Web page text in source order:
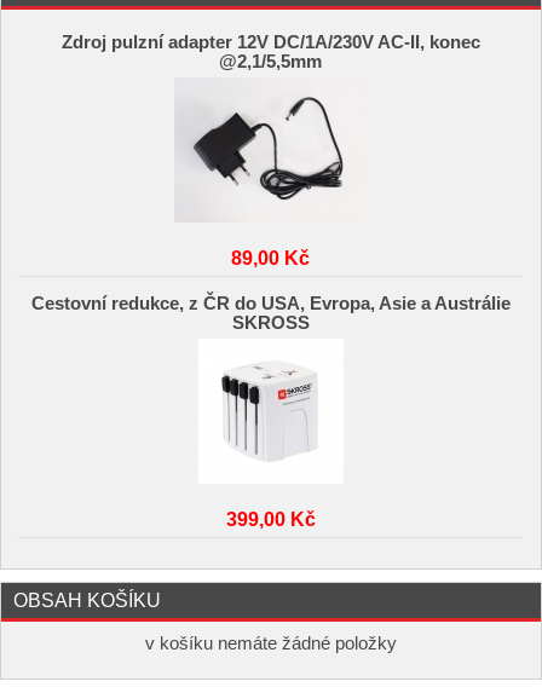
Zdroj pulzní adapter 12V DC/1A/230V AC-II, konec
@2,1/5,5mm
89,00 Kč
Cestovní redukce, z ČR do USA, Evropa, Asie a Austrálie
SKROSS
399,00 Kč
OBSAH KOŠÍKU
v košíku nemáte žádné položky